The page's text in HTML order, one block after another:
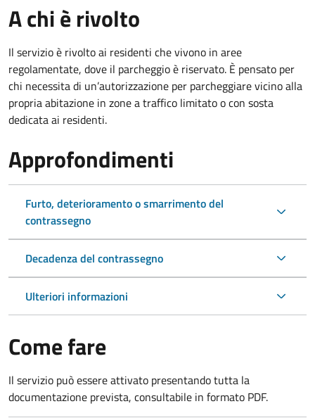
A chi è rivolto
Il servizio è rivolto ai residenti che vivono in aree
regolamentate, dove il parcheggio è riservato. È pensato per
chi necessita di un’autorizzazione per parcheggiare vicino alla
propria abitazione in zone a traffico limitato o con sosta
dedicata ai residenti.
Approfondimenti
Furto, deterioramento o smarrimento del
contrassegno
Decadenza del contrassegno
Ulteriori informazioni
Come fare
Il servizio può essere attivato presentando tutta la
documentazione prevista, consultabile in formato PDF.